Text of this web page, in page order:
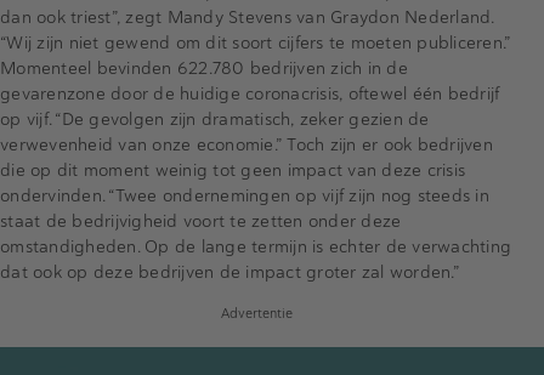
dan ook triest”, zegt Mandy Stevens van Graydon Nederland.
“Wij zijn niet gewend om dit soort cijfers te moeten publiceren.”
Momenteel bevinden 622.780 bedrijven zich in de
gevarenzone door de huidige coronacrisis, oftewel één bedrijf
op vijf. “De gevolgen zijn dramatisch, zeker gezien de
verwevenheid van onze economie.” Toch zijn er ook bedrijven
die op dit moment weinig tot geen impact van deze crisis
ondervinden. “Twee ondernemingen op vijf zijn nog steeds in
staat de bedrijvigheid voort te zetten onder deze
omstandigheden. Op de lange termijn is echter de verwachting
dat ook op deze bedrijven de impact groter zal worden.”
Advertentie